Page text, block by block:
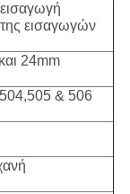
εισαγωγών
24mm
& 506